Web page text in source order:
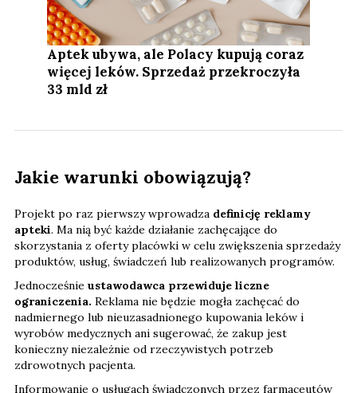
Aptek ubywa, ale Polacy kupują coraz
więcej leków. Sprzedaż przekroczyła
33 mld zł
Jakie warunki obowiązują?
Projekt po raz pierwszy wprowadza definicję reklamy
apteki. Ma nią być każde działanie zachęcające do
skorzystania z oferty placówki w celu zwiększenia sprzedaży
produktów, usług, świadczeń lub realizowanych programów.
Jednocześnie ustawodawca przewiduje liczne
ograniczenia. Reklama nie będzie mogła zachęcać do
nadmiernego lub nieuzasadnionego kupowania leków i
wyrobów medycznych ani sugerować, że zakup jest
konieczny niezależnie od rzeczywistych potrzeb
zdrowotnych pacjenta.
Informowanie o usługach świadczonych przez farmaceutów